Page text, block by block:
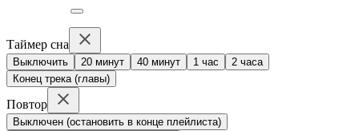
Таймер сна
Выключить 20 минут 40 минут 1 час
2 часа
Конец трека (главы)
Повтор
Выключен (остановить в конце плейлиста)